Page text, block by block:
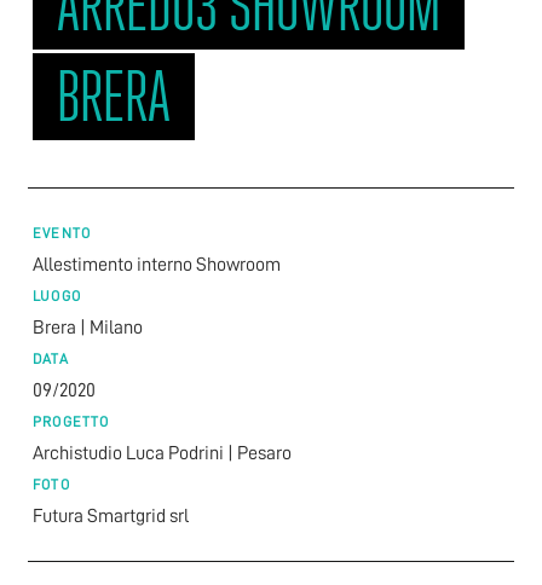
BRERA
EVENTO
Allestimento interno Showroom
LUOGO
Brera | Milano
DATA
09/2020
PROGETTO
Archistudio Luca Podrini | Pesaro
FOTO
Futura Smartgrid srl